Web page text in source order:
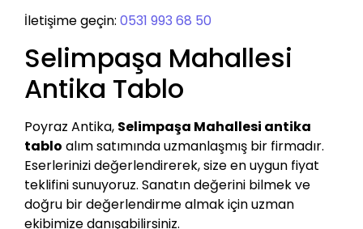
İletişime geçin: 0531 993 68 50
Selimpaşa Mahallesi
Antika Tablo
Poyraz Antika, Selimpaşa Mahallesi antika
tablo alım satımında uzmanlaşmış bir firmadır.
Eserlerinizi değerlendirerek, size en uygun fiyat
teklifini sunuyoruz. Sanatın değerini bilmek ve
doğru bir değerlendirme almak için uzman
ekibimize danışabilirsiniz.